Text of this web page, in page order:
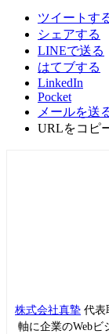
ツイートす
シェアする
LINEで送る
はてブする
LinkedIn
Pocket
メールを送
URLをコピ
株式会社真摯 代表
軸に企業のWebビ